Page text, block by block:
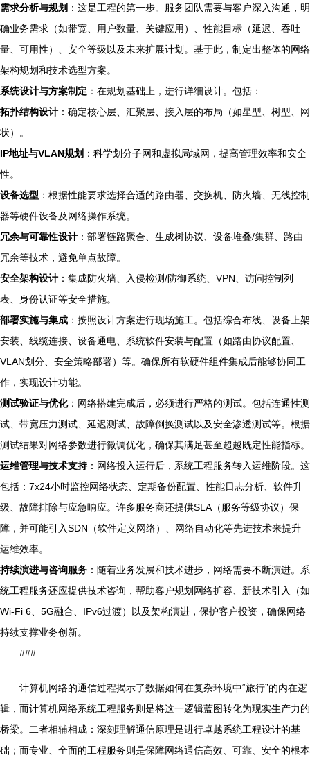
需求分析与规划 ：这是工程的第一步。服务团队需要与客户深入沟通，明
确业务需求（如带宽、用户数量、关键应用）、性能目标（延迟、吞吐
量、可用性）、安全等级以及未来扩展计划。基于此，制定出整体的网络
架构规划和技术选型方案。
系统设计与方案制定 ：在规划基础上，进行详细设计。包括：
拓扑结构设计 ：确定核心层、汇聚层、接入层的布局（如星型、树型、网
状）。
IP地址与VLAN规划 ：科学划分子网和虚拟局域网，提高管理效率和安全
性。
设备选型 ：根据性能要求选择合适的路由器、交换机、防火墙、无线控制
器等硬件设备及网络操作系统。
冗余与可靠性设计 ：部署链路聚合、生成树协议、设备堆叠/集群、路由
冗余等技术，避免单点故障。
安全架构设计 ：集成防火墙、入侵检测/防御系统、VPN、访问控制列
表、身份认证等安全措施。
部署实施与集成 ：按照设计方案进行现场施工。包括综合布线、设备上架
安装、线缆连接、设备通电、系统软件安装与配置（如路由协议配置、
VLAN划分、安全策略部署）等。确保所有软硬件组件集成后能够协同工
作，实现设计功能。
测试验证与优化：网络搭建完成后，必须进行严格的测试。包括连通性测
试、带宽压力测试、延迟测试、故障倒换测试以及安全渗透测试等。根据
测试结果对网络参数进行微调优化，确保其满足甚至超越既定性能指标。
运维管理与技术支持：网络投入运行后，系统工程服务转入运维阶段。这
包括：7x24小时监控网络状态、定期备份配置、性能日志分析、软件升
级、故障排除与应急响应。许多服务商还提供SLA（服务等级协议）保
障，并可能引入SDN（软件定义网络）、网络自动化等先进技术来提升
运维效率。
持续演进与咨询服务 ：随着业务发展和技术进步，网络需要不断演进。系
统工程服务还应提供技术咨询，帮助客户规划网络扩容、新技术引入（如
Wi-Fi 6、5G融合、IPv6过渡）以及架构演进，保护客户投资，确保网络
持续支撑业务创新。
###
计算机网络的通信过程揭示了数据如何在复杂环境中“旅行”的内在逻
辑，而计算机网络系统工程服务则是将这一逻辑蓝图转化为现实生产力的
桥梁。二者相辅相成：深刻理解通信原理是进行卓越系统工程设计的基
础；而专业、全面的工程服务则是保障网络通信高效、可靠、安全的根本